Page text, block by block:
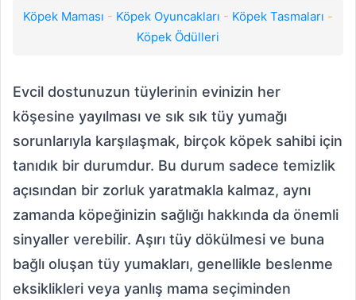
Köpek Maması - Köpek Oyuncakları - Köpek Tasmaları -
Köpek Ödülleri
Evcil dostunuzun tüylerinin evinizin her
köşesine yayılması ve sık sık tüy yumağı
sorunlarıyla karşılaşmak, birçok köpek sahibi için
tanıdık bir durumdur. Bu durum sadece temizlik
açısından bir zorluk yaratmakla kalmaz, aynı
zamanda köpeğinizin sağlığı hakkında da önemli
sinyaller verebilir. Aşırı tüy dökülmesi ve buna
bağlı oluşan tüy yumakları, genellikle beslenme
eksiklikleri veya yanlış mama seçiminden